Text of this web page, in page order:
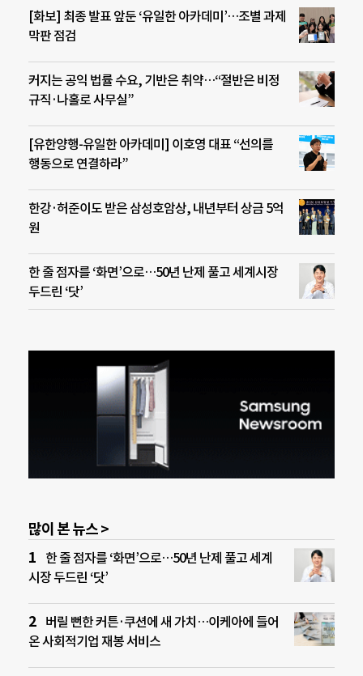
[화보] 최종 발표 앞둔 ‘유일한 아카데미’…조별 과제
막판 점검
커지는 공익 법률 수요, 기반은 취약…“절반은 비정
규직·나홀로 사무실”
[유한양행-유일한 아카데미] 이호영 대표 “선의를
행동으로 연결하라”
한강·허준이도 받은 삼성호암상, 내년부터 상금 5억
원
한 줄 점자를 ‘화면’으로…50년 난제 풀고 세계시장
두드린 ‘닷’
많이 본 뉴스 >
한 줄 점자를 ‘화면’으로…50년 난제 풀고 세계
시장 두드린 ‘닷’
버릴 뻔한 커튼·쿠션에 새 가치…이케아에 들어
온 사회적기업 재봉 서비스